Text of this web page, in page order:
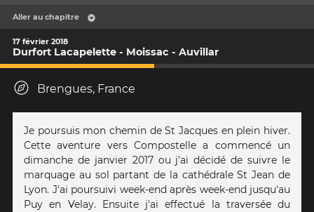
Aller au chapitre
17 février 2018
Durfort Lacapelette - Moissac - Auvillar
Brengues, France
Je poursuis mon chemin de St Jacques en plein hiver.
Cette aventure vers Compostelle a commencé un
dimanche de janvier 2017 ou j'ai décidé de suivre le
marquage au sol partant de la cathédrale St Jean de
Lyon. J'ai poursuivi week-end après week-end jusqu'au
Puy en Velay. Ensuite j'ai effectué la traversée du